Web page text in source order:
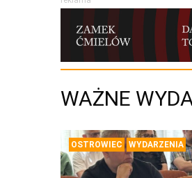
WAŻNE
OSTROWIEC WYDARZENIA